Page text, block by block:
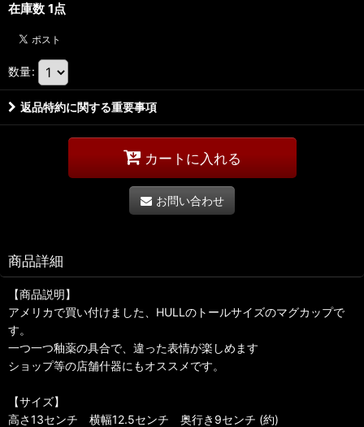
在庫数 1点
数量:
返品特約に関する重要事項
カートに入れる
お問い合わせ
商品詳細
【商品説明】
アメリカで買い付けました、HULLのトールサイズのマグカップで
す。
一つ一つ釉薬の具合で、違った表情が楽しめます
ショップ等の店舗什器にもオススメです。
【サイズ】
高さ13センチ 横幅12.5センチ 奥行き9センチ (約)